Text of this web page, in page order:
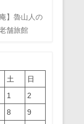
】魯山人の
舗旅館
土
日
1
2
8
9